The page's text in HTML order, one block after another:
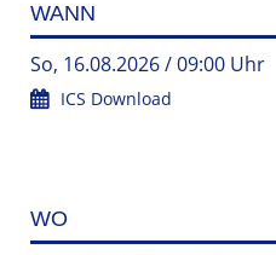
WANN
So, 16.08.2026 / 09:00 Uhr
ICS Download
WO